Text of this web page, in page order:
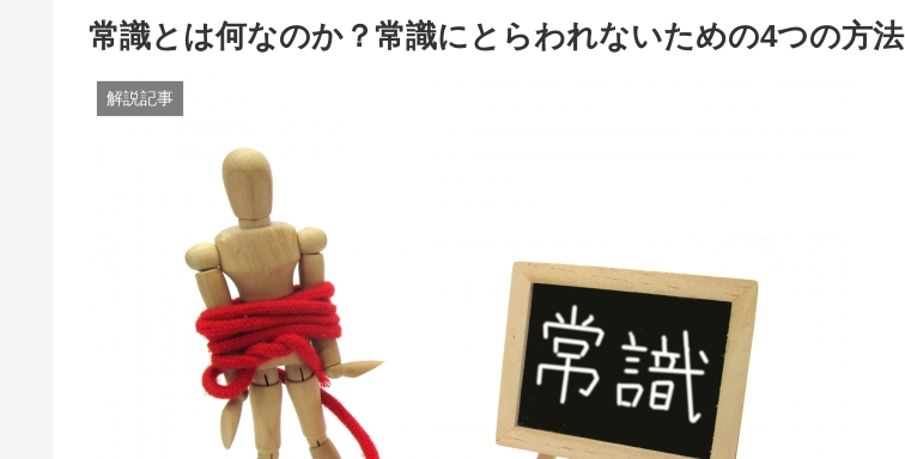
常識とは何なのか？常識にとらわれないための4つの方法
解説記事